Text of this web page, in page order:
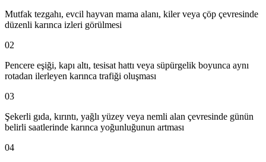
Mutfak tezgahı, evcil hayvan mama alanı, kiler veya çöp çevresinde
düzenli karınca izleri görülmesi
02
Pencere eşiği, kapı altı, tesisat hattı veya süpürgelik boyunca aynı
rotadan ilerleyen karınca trafiği oluşması
03
Şekerli gıda, kırıntı, yağlı yüzey veya nemli alan çevresinde günün
belirli saatlerinde karınca yoğunluğunun artması
04